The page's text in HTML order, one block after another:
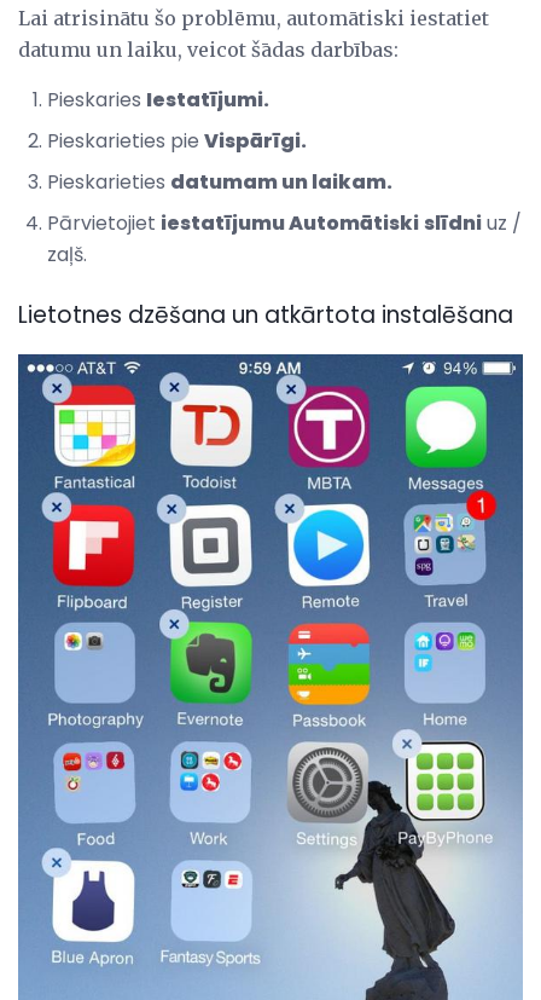
Lai atrisinātu šo problēmu, automātiski iestatiet
datumu un laiku, veicot šādas darbības:
Pieskaries Iestatījumi.
Pieskarieties pie Vispārīgi.
Pieskarieties datumam un laikam.
Pārvietojiet iestatījumu Automātiski slīdniuz /
zaļš.
Lietotnes dzēšana un atkārtota instalēšana